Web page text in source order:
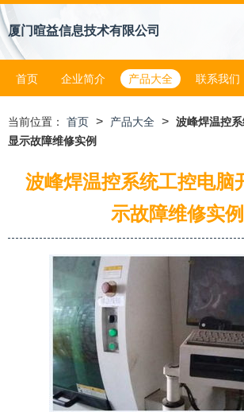
厦门暄益信息技术有限公司
首页 企业简介 产品大全 联系我们
当前位置： 首页 > 产品大全 > 波峰焊温控
显示故障维修实例
波峰焊温控系统工控电脑
示故障维修实例